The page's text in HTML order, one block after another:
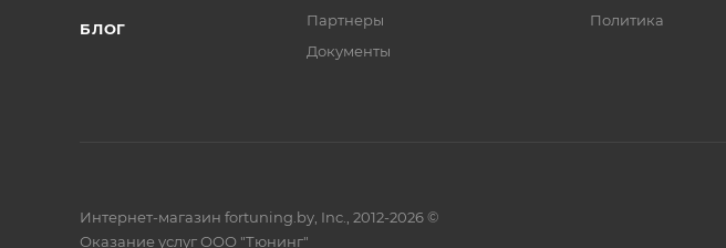
БЛОГ
Партнеры
Документы
Политика
Интернет-магазин fortuning.by, Inc., 2012-2026 ©
Оказание услуг ООО "Тюнинг"